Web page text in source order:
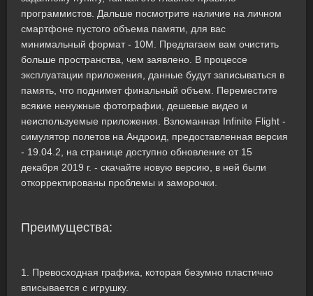
программистов. Дальше посмотрите наличие на личном
смартфоне пустого объема памяти, для вас
минимальный формат - 10M. Предлагаем вам очистить
больше пространства, чем заявлено. В процессе
эксплуатации приложения, данные будут записываться в
память, что поднимет финальный объем. Переместите
всякие ненужные фотографии, дешевые видео и
неиспользуемые приложения. Взломанная Infinite Flight -
симулятор полетов на Андроид, предоставленная версия
- 19.04.2, на странице доступно обновление от 15
декабря 2019 г. - скачайте новую версию, в ней были
откорректированы проблемы и заморочки.
Преимущества:
1. Превосходная графика, которая безумно пластично
вписывается с игрушку.